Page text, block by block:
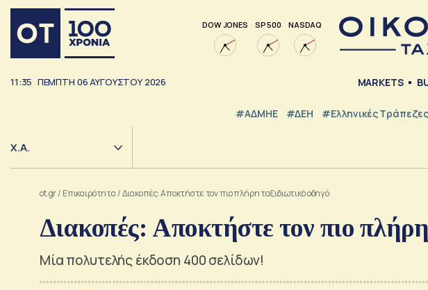
DOW JONES SP 500 NASDAQ
11:35 ΠΕΜΠΤΗ 06ΑΥΓΟΥΣΤΟΥ 2026 MARKETS
#ΑΔΜΗΕ #ΔΕΗ #ελληνικές Τράπεζες
Χ.Α.
ot.gr/ Επικαιρότητα /Διακοπές: Αποκτήστε τον πιο πλήρη ταξιδιωτικό οδηγό
Διακοπές: Αποκτήστε τον πιο
Μία πολυτελής έκδοση 400 σελίδων!